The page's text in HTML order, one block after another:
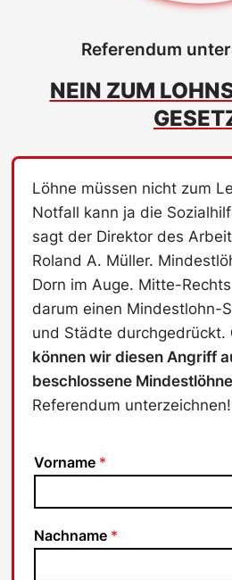
Referendum
NEIN ZUM
Löhne müssen nicht zum
Notfall kann ja die
sagt der Direktor des
Roland A. Müller.
Dorn im Auge. Mitte-
darum einen Mindestlohn-
und Städte durchgedrückt.
können wir diesen Angriff
beschlossene
Referendum unterzeichnen!
Vorname *
Nachname *